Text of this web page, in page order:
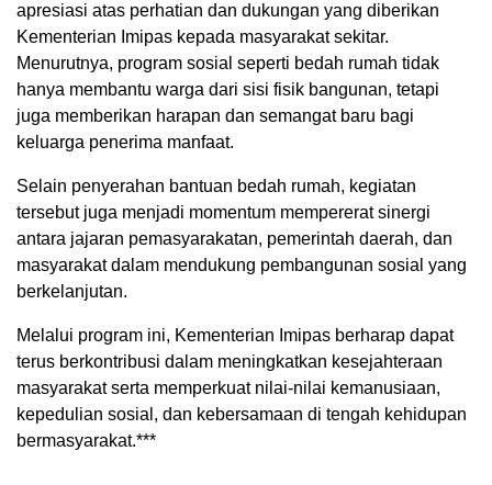
apresiasi atas perhatian dan dukungan yang diberikan
Kementerian Imipas kepada masyarakat sekitar.
Menurutnya, program sosial seperti bedah rumah tidak
hanya membantu warga dari sisi fisik bangunan, tetapi
juga memberikan harapan dan semangat baru bagi
keluarga penerima manfaat.
Selain penyerahan bantuan bedah rumah, kegiatan
tersebut juga menjadi momentum mempererat sinergi
antara jajaran pemasyarakatan, pemerintah daerah, dan
masyarakat dalam mendukung pembangunan sosial yang
berkelanjutan.
Melalui program ini, Kementerian Imipas berharap dapat
terus berkontribusi dalam meningkatkan kesejahteraan
masyarakat serta memperkuat nilai-nilai kemanusiaan,
kepedulian sosial, dan kebersamaan di tengah kehidupan
bermasyarakat.***